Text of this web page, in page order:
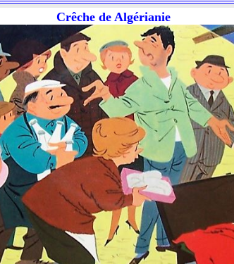
Crêche de Algérianie